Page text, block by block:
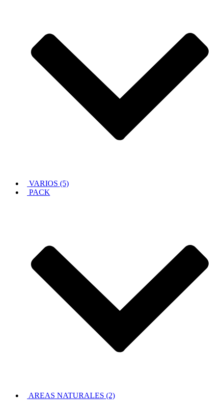
VARIOS (5)
PACK
AREAS NATURALES (2)